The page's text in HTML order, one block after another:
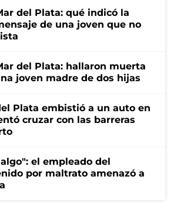
del Plata: qué indicó la
de una joven que no
del Plata: hallaron muerta
joven madre de dos hijas
Plata embistió a un auto en
cruzar con las barreras
el empleado del
por maltrato amenazó a